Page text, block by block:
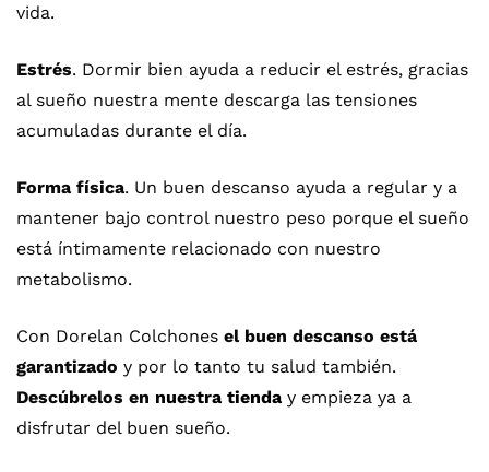
vida.
Estrés. Dormir bien ayuda a reducir el estrés, gracias
al sueño nuestra mente descarga las tensiones
acumuladas durante el día.
Forma física. Un buen descanso ayuda a regular y a
mantener bajo control nuestro peso porque el sueño
está íntimamente relacionado con nuestro
metabolismo.
Con Dorelan Colchones el buen descanso está
garantizado y por lo tanto tu salud también.
Descúbrelos en nuestra tienda y empieza ya a
disfrutar del buen sueño.